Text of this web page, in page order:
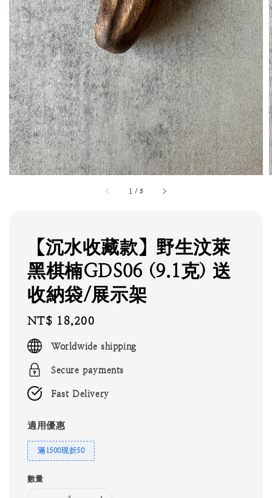
1 /5
【沉水收藏款】野生汶萊
黑棋楠GDS06 (9.1克) 送
收納袋/展示架
Regular
price
NT$ 18,200
Worldwide shipping
Secure payments
Fast Delivery
適用優惠
滿1500現折50
數量